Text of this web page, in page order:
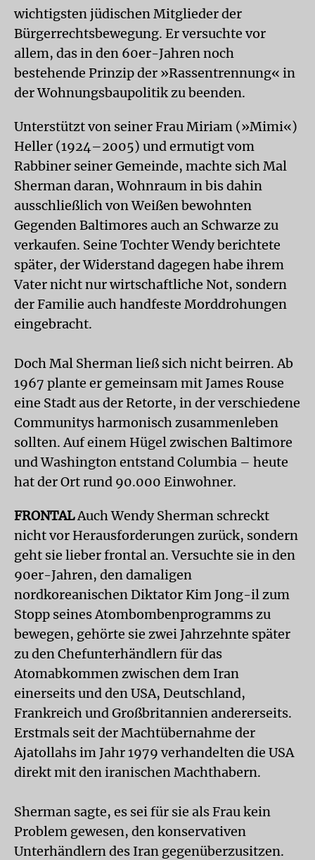
wichtigsten jüdischen Mitglieder der
Bürgerrechtsbewegung. Er versuchte vor
allem, das in den 60er-Jahren noch
bestehende Prinzip der »Rassentrennung« in
der Wohnungsbaupolitik zu beenden.
Unterstützt von seiner Frau Miriam (»Mimi«)
Heller (1924–2005) und ermutigt vom
Rabbiner seiner Gemeinde, machte sich Mal
Sherman daran, Wohnraum in bis dahin
ausschließlich von Weißen bewohnten
Gegenden Baltimores auch an Schwarze zu
verkaufen. Seine Tochter Wendy berichtete
später, der Widerstand dagegen habe ihrem
Vater nicht nur wirtschaftliche Not, sondern
der Familie auch handfeste Morddrohungen
eingebracht.
Doch Mal Sherman ließ sich nicht beirren. Ab
1967 plante er gemeinsam mit James Rouse
eine Stadt aus der Retorte, in der verschiedene
Communitys harmonisch zusammenleben
sollten. Auf einem Hügel zwischen Baltimore
und Washington entstand Columbia – heute
hat der Ort rund 90.000 Einwohner.
FRONTALAuch Wendy Sherman schreckt
nicht vor Herausforderungen zurück, sondern
geht sie lieber frontal an. Versuchte sie in den
90er-Jahren, den damaligen
nordkoreanischen Diktator Kim Jong-il zum
Stopp seines Atombombenprogramms zu
bewegen, gehörte sie zwei Jahrzehnte später
zu den Chef­unterhändlern für das
Atomabkommen zwischen dem Iran
einerseits und den USA, Deutschland,
Frankreich und Großbritannien andererseits.
Erstmals seit der Machtübernahme der
Ajatollahs im Jahr 1979 verhandelten die USA
direkt mit den iranischen Machthabern.
Sherman sagte, es sei für sie als Frau kein
Problem gewesen, den konservativen
Unterhändlern des Iran gegenüberzusitzen.